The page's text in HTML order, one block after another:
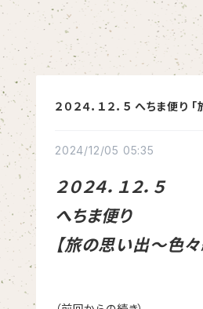
２０２４．１２．５ へちま便
2024/12/05 05:35
２０２４．１２．５
へちま便り
【旅の思い出～色々